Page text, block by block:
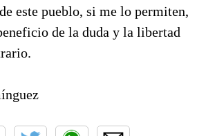
este pueblo, si me lo permiten,
de la duda y la libertad